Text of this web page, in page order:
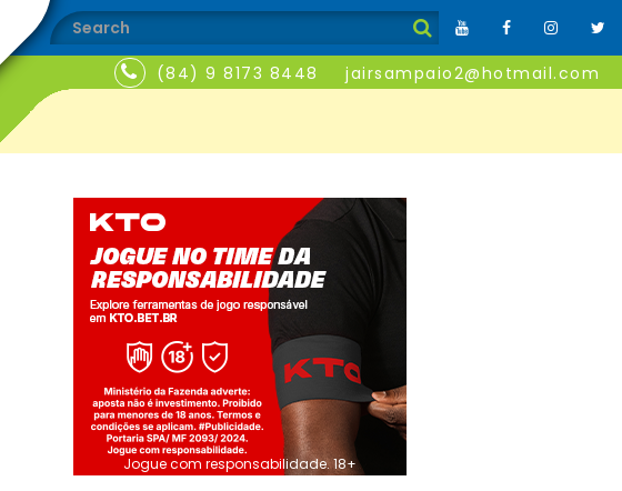
(84) 9 8173 8448 jairsampaio2@hotmail.com
Jogue com responsabilidade. 18+